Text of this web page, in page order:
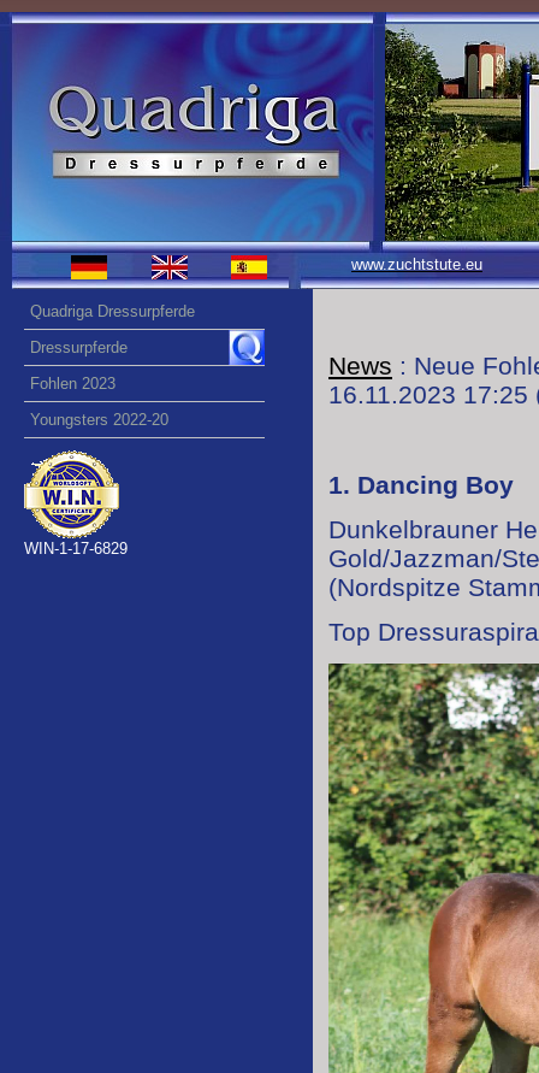
Quadriga Dressurpferde
Dressurpferde
Fohlen 2023
Youngsters 2022-20
WIN-1-17-6829
www.zuchtstute.eu
News : Neue
16.11.2023 17:25
1. Dancing Boy
Dunkelbrauner
Gold/Jazzman/
(Nordspitze
Top